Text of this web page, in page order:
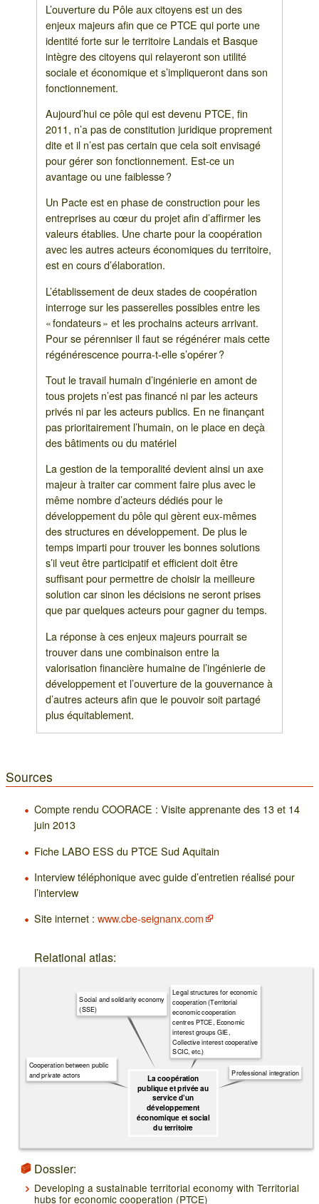
L’ouverture du Pôle aux citoyens est un des
enjeux majeurs afin que ce PTCE qui porte une
identité forte sur le territoire Landais et Basque
intègre des citoyens qui relayeront son utilité
sociale et économique et s’impliqueront dans son
fonctionnement.
Aujourd’hui ce pôle qui est devenu PTCE, fin
2011, n’a pas de constitution juridique proprement
dite et il n’est pas certain que cela soit envisagé
pour gérer son fonctionnement. Est-ce un
avantage ou une faiblesse ?
Un Pacte est en phase de construction pour les
entreprises au cœur du projet afin d’affirmer les
valeurs établies. Une charte pour la coopération
avec les autres acteurs économiques du territoire,
est en cours d’élaboration.
L’établissement de deux stades de coopération
interroge sur les passerelles possibles entre les
« fondateurs » et les prochains acteurs arrivant.
Pour se pérenniser il faut se régénérer mais cette
régénérescence pourra-t-elle s’opérer ?
Tout le travail humain d’ingénierie en amont de
tous projets n’est pas financé ni par les acteurs
privés ni par les acteurs publics. En ne finançant
pas prioritairement l’humain, on le place en deçà
des bâtiments ou du matériel
La gestion de la temporalité devient ainsi un axe
majeur à traiter car comment faire plus avec le
même nombre d’acteurs dédiés pour le
développement du pôle qui gèrent eux-mêmes
des structures en développement. De plus le
temps imparti pour trouver les bonnes solutions
s’il veut être participatif et efficient doit être
suffisant pour permettre de choisir la meilleure
solution car sinon les décisions ne seront prises
que par quelques acteurs pour gagner du temps.
La réponse à ces enjeux majeurs pourrait se
trouver dans une combinaison entre la
valorisation financière humaine de l’ingénierie de
développement et l’ouverture de la gouvernance à
d’autres acteurs afin que le pouvoir soit partagé
plus équitablement.
Sources
Compte rendu COORACE : Visite apprenante des 13 et 14
juin 2013
Fiche LABO ESS du PTCE Sud Aquitain
Interview téléphonique avec guide d’entretien réalisé pour
l’interview
Site internet : www.cbe-seignanx.com
Relational atlas:
La coopération
publique et privée au
service d’un
développement
économique et social
du territoire
Professional integration
Legal structures for economic
cooperation (Territorial
economic cooperation
centres PTCE, Economic
interest groups GIE,
Collective interest cooperative
SCIC, etc.)
Social and solidarity economy
(SSE)
Cooperation between public
and private actors
Dossier:
Developing a sustainable territorial economy with Territorial
hubs for economic cooperation (PTCE)